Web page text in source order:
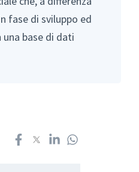
fase di sviluppo ed
base di dati